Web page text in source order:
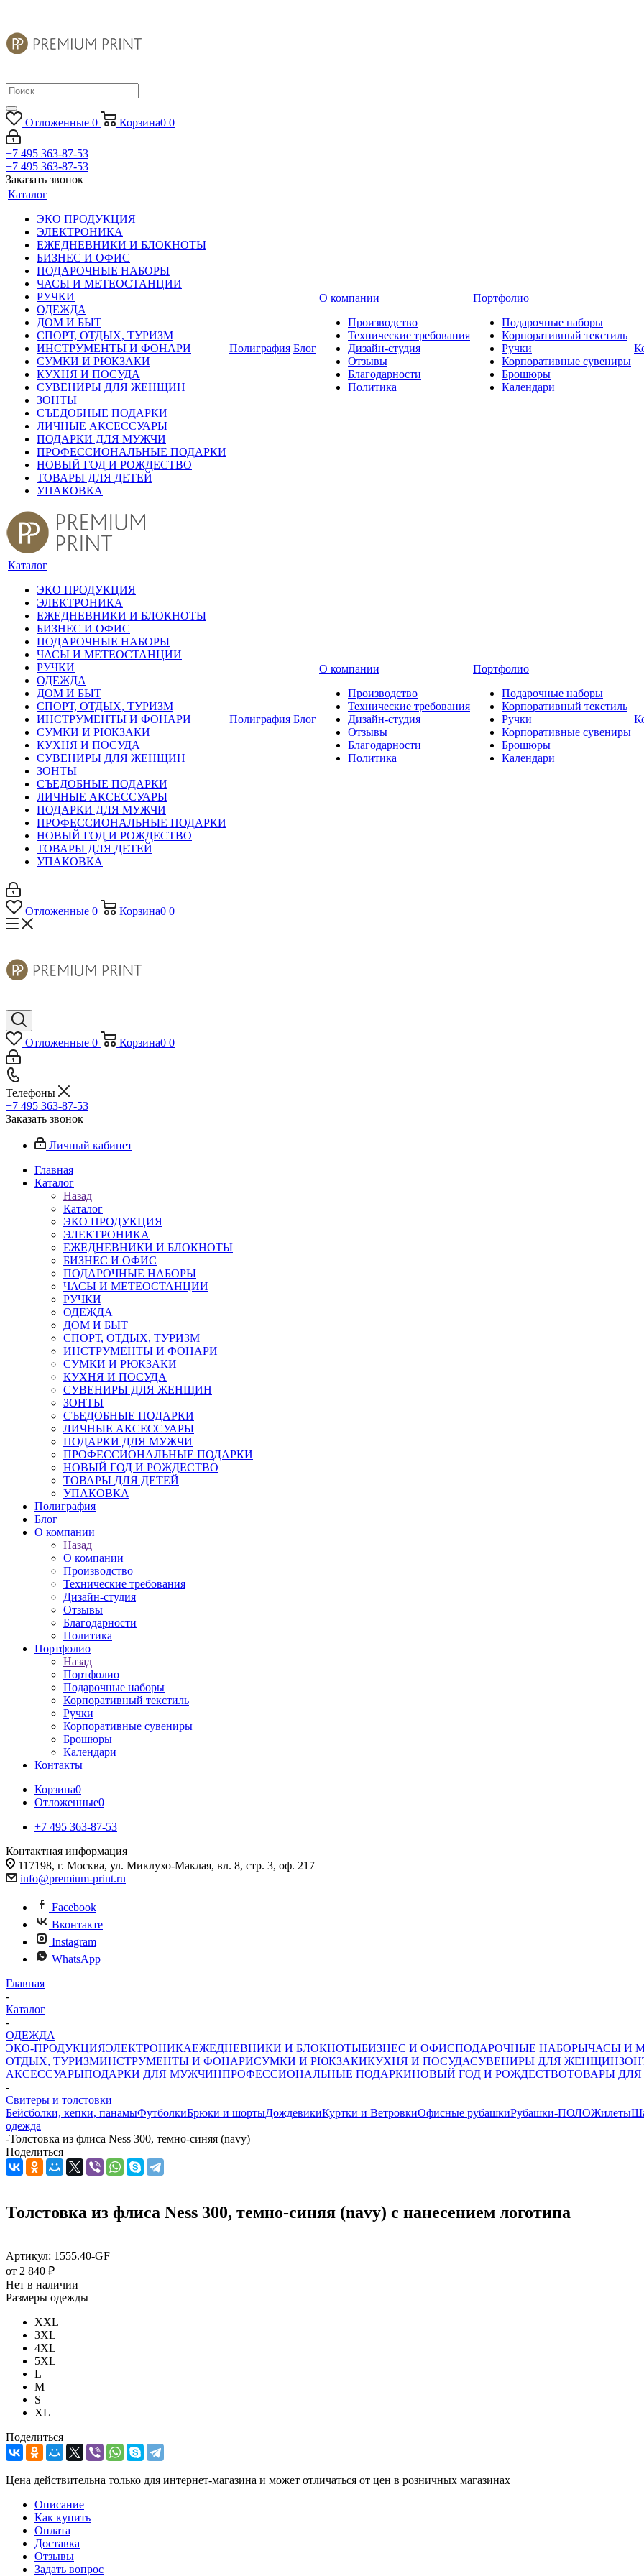
Отложенные 0 Корзина0 0
+7 495 363-87-53
+7 495 363-87-53
Заказать звонок
Каталог
ЭКО ПРОДУКЦИЯ
ЭЛЕКТРОНИКА
ЕЖЕДНЕВНИКИ И БЛОКНОТЫ
БИЗНЕС И ОФИС
ПОДАРОЧНЫЕ НАБОРЫ
ЧАСЫ И МЕТЕОСТАНЦИИ
РУЧКИ
ОДЕЖДА
ДОМ И БЫТ
СПОРТ, ОТДЫХ, ТУРИЗМ
ИНСТРУМЕНТЫ И ФОНАРИ
СУМКИ И РЮКЗАКИ
КУХНЯ И ПОСУДА
СУВЕНИРЫ ДЛЯ ЖЕНЩИН
ЗОНТЫ
СЪЕДОБНЫЕ ПОДАРКИ
ЛИЧНЫЕ АКСЕССУАРЫ
ПОДАРКИ ДЛЯ МУЖЧИ
ПРОФЕССИОНАЛЬНЫЕ ПОДАРКИ
НОВЫЙ ГОД И РОЖДЕСТВО
ТОВАРЫ ДЛЯ ДЕТЕЙ
УПАКОВКА
Полиграфия Блог
О компании
Производство
Технические требования
Дизайн-студия
Отзывы
Благодарности
Политика
Портфолио
Подарочные наборы
Корпоративный текстиль
Ручки
Корпоративные сувениры
Брошюры
Календари
Каталог
ЭКО ПРОДУКЦИЯ
ЭЛЕКТРОНИКА
ЕЖЕДНЕВНИКИ И БЛОКНОТЫ
БИЗНЕС И ОФИС
ПОДАРОЧНЫЕ НАБОРЫ
ЧАСЫ И МЕТЕОСТАНЦИИ
РУЧКИ
ОДЕЖДА
ДОМ И БЫТ
СПОРТ, ОТДЫХ, ТУРИЗМ
ИНСТРУМЕНТЫ И ФОНАРИ
СУМКИ И РЮКЗАКИ
КУХНЯ И ПОСУДА
СУВЕНИРЫ ДЛЯ ЖЕНЩИН
ЗОНТЫ
СЪЕДОБНЫЕ ПОДАРКИ
ЛИЧНЫЕ АКСЕССУАРЫ
ПОДАРКИ ДЛЯ МУЖЧИ
ПРОФЕССИОНАЛЬНЫЕ ПОДАРКИ
НОВЫЙ ГОД И РОЖДЕСТВО
ТОВАРЫ ДЛЯ ДЕТЕЙ
УПАКОВКА
Полиграфия Блог
О компании
Производство
Технические требования
Дизайн-студия
Отзывы
Благодарности
Политика
Портфолио
Подарочные наборы
Корпоративный текстиль
Ручки
Корпоративные сувениры
Брошюры
Календари
Отложенные 0 Корзина0 0
Отложенные 0 Корзина0 0
Телефоны
+7 495 363-87-53
Заказать звонок
Личный кабинет
Главная
Каталог
Назад
Каталог
ЭКО ПРОДУКЦИЯ
ЭЛЕКТРОНИКА
ЕЖЕДНЕВНИКИ И БЛОКНОТЫ
БИЗНЕС И ОФИС
ПОДАРОЧНЫЕ НАБОРЫ
ЧАСЫ И МЕТЕОСТАНЦИИ
РУЧКИ
ОДЕЖДА
ДОМ И БЫТ
СПОРТ, ОТДЫХ, ТУРИЗМ
ИНСТРУМЕНТЫ И ФОНАРИ
СУМКИ И РЮКЗАКИ
КУХНЯ И ПОСУДА
СУВЕНИРЫ ДЛЯ ЖЕНЩИН
ЗОНТЫ
СЪЕДОБНЫЕ ПОДАРКИ
ЛИЧНЫЕ АКСЕССУАРЫ
ПОДАРКИ ДЛЯ МУЖЧИ
ПРОФЕССИОНАЛЬНЫЕ ПОДАРКИ
НОВЫЙ ГОД И РОЖДЕСТВО
ТОВАРЫ ДЛЯ ДЕТЕЙ
УПАКОВКА
Полиграфия
Блог
О компании
Назад
О компании
Производство
Технические требования
Дизайн-студия
Отзывы
Благодарности
Политика
Портфолио
Назад
Портфолио
Подарочные наборы
Корпоративный текстиль
Ручки
Корпоративные сувениры
Брошюры
Календари
Контакты
Корзина0
Отложенные0
+7 495 363-87-53
Контактная информация
117198, г. Москва, ул. Миклухо-Маклая, вл. 8, стр. 3, оф. 217
info@premium-print.ru
Facebook
Вконтакте
Instagram
WhatsApp
Главная
-
Каталог
-
ОДЕЖДА
ЭКО-ПРОДУКЦИЯЭЛЕКТРОНИКАЕЖЕДНЕВНИКИ И БЛОКНОТЫБИЗНЕС И ОФИСПОДАРОЧНЫЕ НАБОРЫЧАСЫ И
ОТДЫХ, ТУРИЗМИНСТРУМЕНТЫ И ФОНАРИСУМКИ И РЮКЗАКИКУХНЯ И ПОСУДАСУВЕНИРЫ ДЛЯ ЖЕНЩИН
АКСЕССУАРЫПОДАРКИ ДЛЯ МУЖЧИНПРОФЕССИОНАЛЬНЫЕ ПОДАРКИНОВЫЙ ГОД И РОЖДЕСТВОТОВАРЫ ДЛЯ
-
Свитеры и толстовки
Бейсболки, кепки, панамыФутболкиБрюки и шортыДождевикиКуртки и ВетровкиОфисные рубашкиРубашки-ПОЛОЖилеты
одежда
-Толстовка из флиса Ness 300, темно-синяя (navy)
Поделиться
Толстовка из флиса Ness 300, темно-синяя (navy) с нанесением логотипа
Артикул: 1555.40-GF
от 2 840 ₽
Нет в наличии
Размеры одежды
XXL
3XL
4XL
5XL
L
M
S
XL
Поделиться
Цена действительна только для интернет-магазина и может отличаться от цен в розничных магазинах
Описание
Как купить
Оплата
Доставка
Отзывы
Задать вопрос